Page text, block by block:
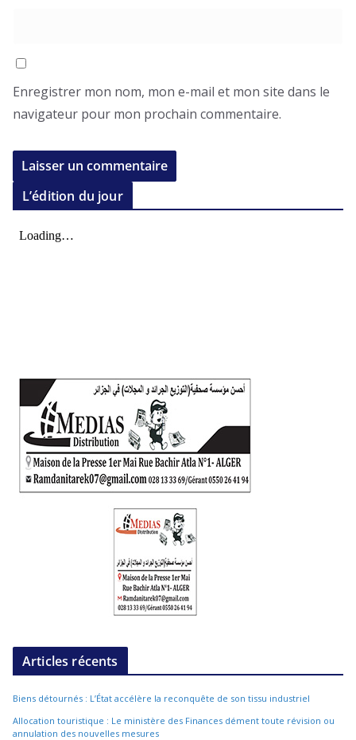
Enregistrer mon nom, mon e-mail et mon site dans le
navigateur pour mon prochain commentaire.
L’édition du jour
Articles récents
Biens détournés : L’État accélère la reconquête de son tissu industriel
Allocation touristique : Le ministère des Finances dément toute révision ou
annulation des nouvelles mesures